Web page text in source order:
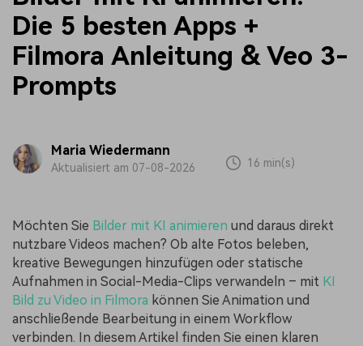
Die 5 besten Apps +
Filmora Anleitung & Veo 3-
Prompts
Maria Wiedermann
Aktualisiert am 07-08-2026 16 min(s)
Möchten Sie Bilder mit KI animieren und daraus direkt
nutzbare Videos machen? Ob alte Fotos beleben,
kreative Bewegungen hinzufügen oder statische
Aufnahmen in Social-Media-Clips verwandeln – mit KI
Bild zu Video in Filmora können Sie Animation und
anschließende Bearbeitung in einem Workflow
verbinden. In diesem Artikel finden Sie einen klaren